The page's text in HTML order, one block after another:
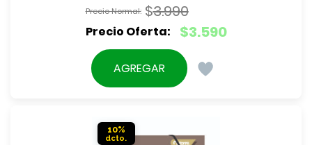
$3.990
El
precio
original
$3.590
El
precio
actual
AGREGAR
10%